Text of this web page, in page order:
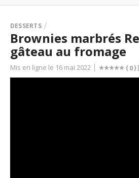
DESSERTS
Brownies marbrés
gâteau au fromage
Mis en ligne le 16 mai 2022 ( 0)